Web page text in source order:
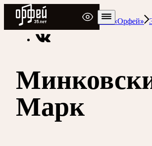
Радио Орфей
Радио классической музыки «Орфей»
Марк